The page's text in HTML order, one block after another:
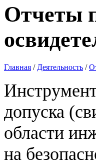
Отчеты
Главная / Деятельность /
допуска
области
на